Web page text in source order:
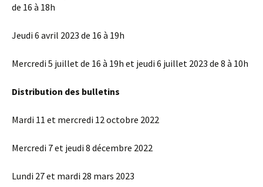
de 16 à 18h
Jeudi 6 avril 2023 de 16 à 19h
Mercredi 5 juillet de 16 à 19h et jeudi 6 juillet 2023 de 8 à 10h
Distribution des bulletins
Mardi 11 et mercredi 12 octobre 2022
Mercredi 7 et jeudi 8 décembre 2022
Lundi 27 et mardi 28 mars 2023